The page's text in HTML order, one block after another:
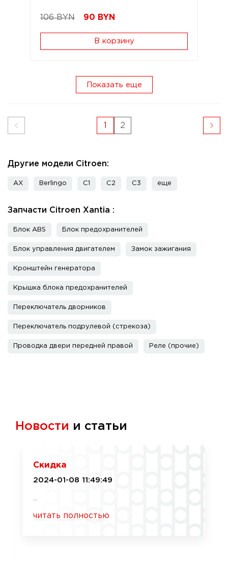
106 BYN 90 BYN
В корзину
Показать еще
1 2
Другие модели Citroen:
AX Berlingo C1 C2 C3 еще
Запчасти Citroen Xantia :
Блок ABS Блок предохранителей
Блок управления двигателем Замок зажигания
Кронштейн генератора
Крышка блока предохранителей
Переключатель дворников
Переключатель подрулевой (стрекоза)
Проводка двери передней правой Реле (прочие)
Новости и статьи
Скидка
2024-01-08 11:49:49
читать полностью